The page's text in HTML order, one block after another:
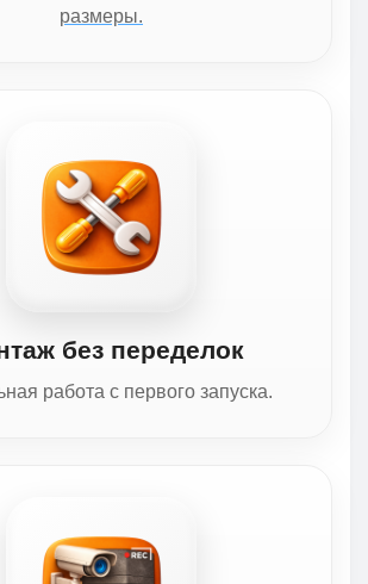
размеры.
без переделок
работа с первого запуска.